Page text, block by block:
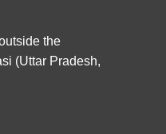
the
(Uttar Pradesh,